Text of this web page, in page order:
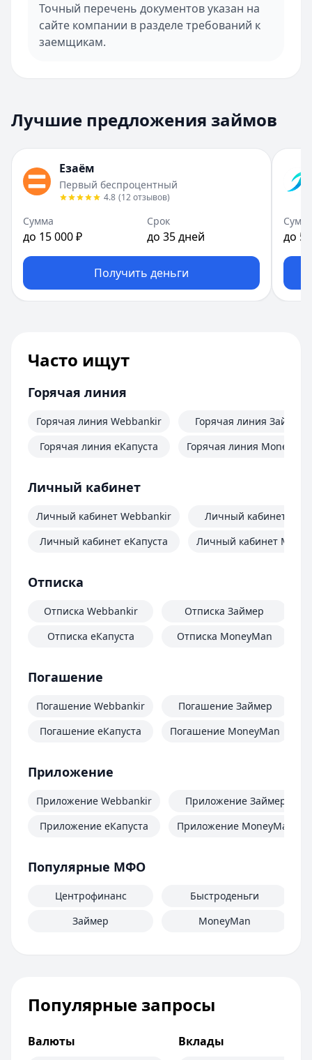
Точный перечень документов указан на
сайте компании в разделе требований к
заемщикам.
Лучшие предложения займов
Езаём
Первый беспроцентный
4.8 (12отзывов)
Сумма
до 15 000 ₽
Срок
до 35 дней
Получить деньги
до
Часто ищут
Горячая линия
Горячая линия Webbankir
Горячая линия еКапуста
Горячая линия Займер
Горячая линия
Личный кабинет
Личный кабинет Webbankir
Личный кабинет еКапуста
Личный кабинет
Личный кабинет
Отписка
Отписка Webbankir
Отписка еКапуста
Отписка Займер
Отписка MoneyMan
Погашение
Погашение Webbankir
Погашение еКапуста
Погашение Займер
Погашение MoneyMan
Приложение
Приложение Webbankir
Приложение еКапуста
Приложение Займер
Приложение MoneyMan
Популярные МФО
Центрофинанс
Займер
Быстроденьги
MoneyMan
Популярные запросы
Валюты Вклады